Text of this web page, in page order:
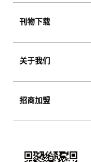
空间变奏
刊物下载
Playbook
关于我们
企业介绍
招商加盟